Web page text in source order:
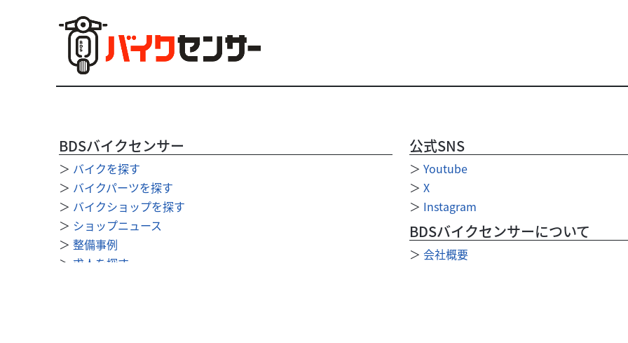
BDSバイクセンサー
＞ バイクを探す
＞ バイクパーツを探す
＞ バイクショップを探す
＞ ショップニュース
＞ 整備事例
＞ 求人を探す
公式SNS
＞ Youtube
＞ X
＞ Instagram
BDSバイクセンサーについて
＞ 会社概要